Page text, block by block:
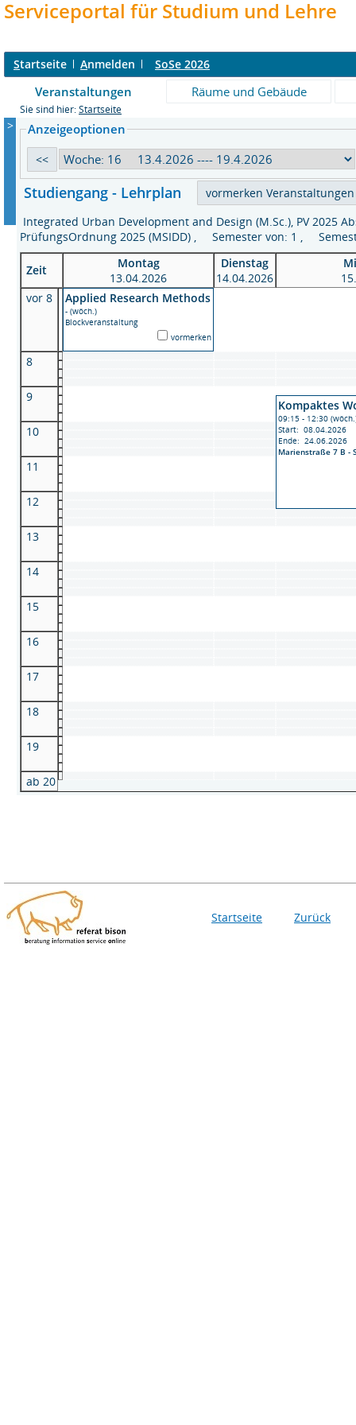
Serviceportal für Studium und Lehre
Startseite Anmelden SoSe 2026
Veranstaltungen Räume und Gebäude
Sie sind hier: Startseite
> Anzeigeoptionen
Studiengang - Lehrplan
Integrated Urban Development and Design (M.Sc.), PV 2025
PrüfungsOrdnung 2025 (MSIDD) , Semester von: 1 ,
Zeit
Montag
13.04.2026
Dienstag
14.04.2026
vor 8
Applied Research Methods
- (wöch.)
Blockveranstaltung
vormerken
8
9
Kompaktes
09:15 - 12:30
Start: 08.04.2026
Ende: 24.06.2026
Marienstraße 7 B -
10
11
12
13
14
15
16
17
18
19
ab 20
Startseite Zurück